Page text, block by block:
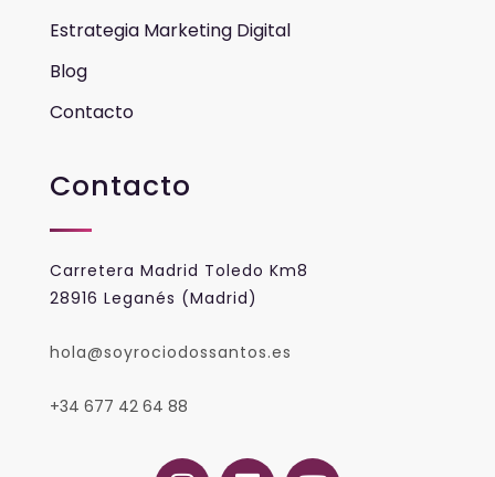
Estrategia Marketing Digital
Blog
Contacto
Contacto
Carretera Madrid Toledo Km8
28916 Leganés (Madrid)
hola@soyrociodossantos.es
+34 677 42 64 88